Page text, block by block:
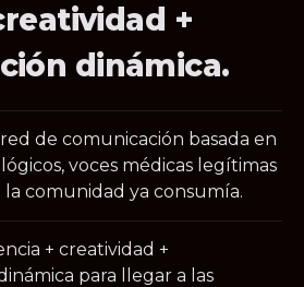
+
dinámica.
de comunicación basada en
voces médicas legítimas
comunidad ya consumía.
+ creatividad +
para llegar a las